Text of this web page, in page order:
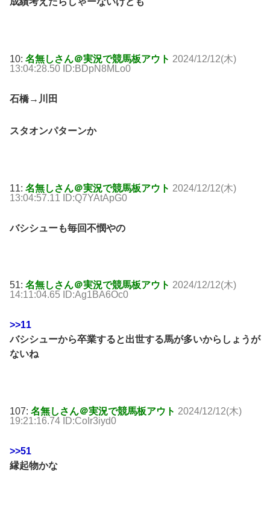
10: 名無しさん＠実況で競馬板アウト 2024/12/12(木)
13:04:28.50 ID:BDpN8MLo0
石橋→川田
スタオンパターンか
11: 名無しさん＠実況で競馬板アウト 2024/12/12(木)
13:04:57.11 ID:Q7YAtApG0
バシシューも毎回不憫やの
51: 名無しさん＠実況で競馬板アウト 2024/12/12(木)
14:11:04.65 ID:Ag1BA6Oc0
>>11
バシシューから卒業すると出世する馬が多いからしょうが
ないね
107: 名無しさん＠実況で競馬板アウト 2024/12/12(木)
19:21:16.74 ID:CoIr3iyd0
>>51
縁起物かな